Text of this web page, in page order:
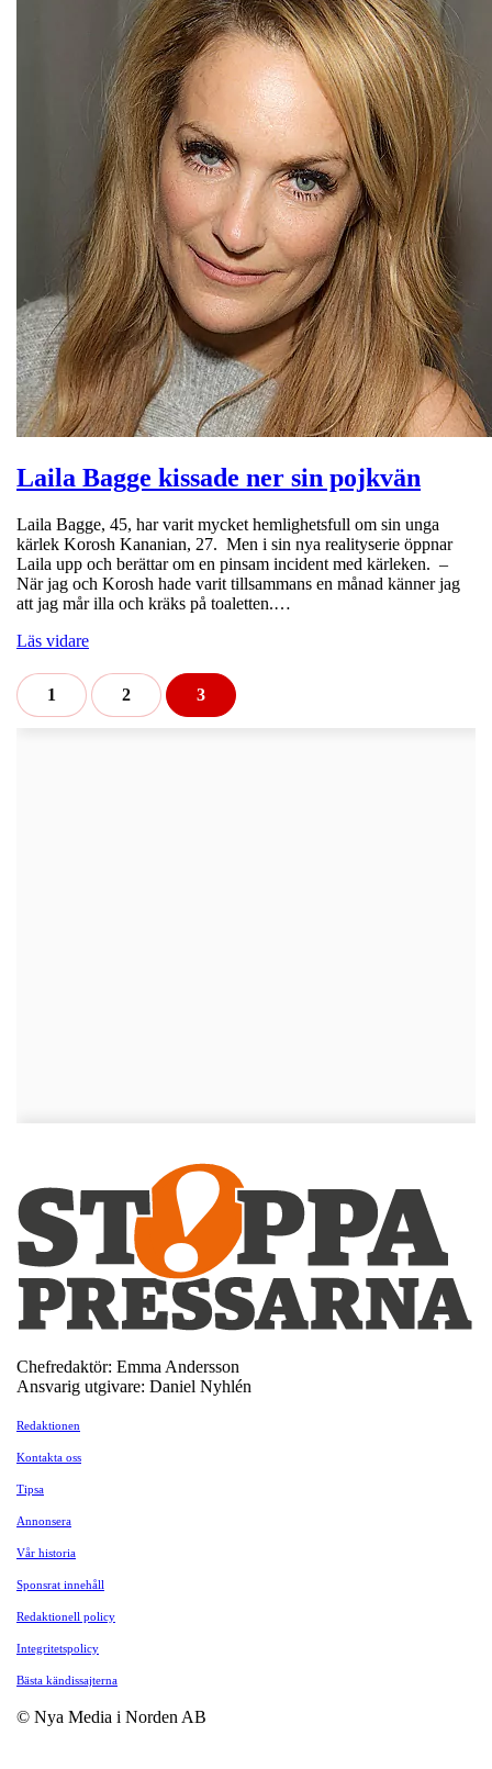
Laila Bagge kissade ner sin pojkvän
Laila Bagge, 45, har varit mycket hemlighetsfull om sin unga
kärlek Korosh Kananian, 27. Men i sin nya realityserie öppnar
Laila upp och berättar om en pinsam incident med kärleken. –
När jag och Korosh hade varit tillsammans en månad känner jag
att jag mår illa och kräks på toaletten.…
Läs vidare
1 2 3
Chefredaktör: Emma Andersson
Ansvarig utgivare: Daniel Nyhlén
Redaktionen
Kontakta oss
Tipsa
Annonsera
Vår historia
Sponsrat innehåll
Redaktionell policy
Integritetspolicy
Bästa kändissajterna
© Nya Media i Norden AB